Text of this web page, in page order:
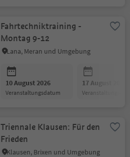
Fahrtechniktraining -
Montag 9-12
Lana, Meran und Umgebung
10 August 2026
Veranstaltungsdatum
17 August 2026
Triennale Klausen: Für den
Frieden
Klausen, Brixen und Umgebung